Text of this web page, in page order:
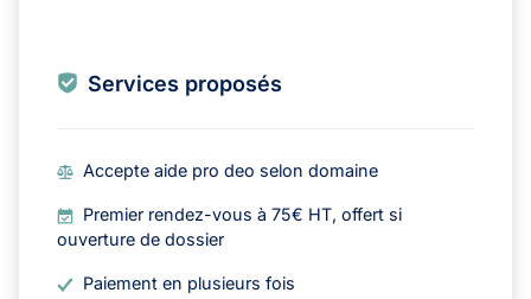
Services proposés
Accepte aide pro deo selon domaine
Premier rendez-vous à 75€ HT, offert si
ouverture de dossier
Paiement en plusieurs fois